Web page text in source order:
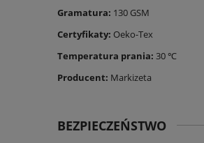
Gramatura: 130 GSM
Certyfikaty: Oeko-Tex
Temperatura prania: 30 ℃
Producent: Markizeta
BEZPIECZEŃSTWO